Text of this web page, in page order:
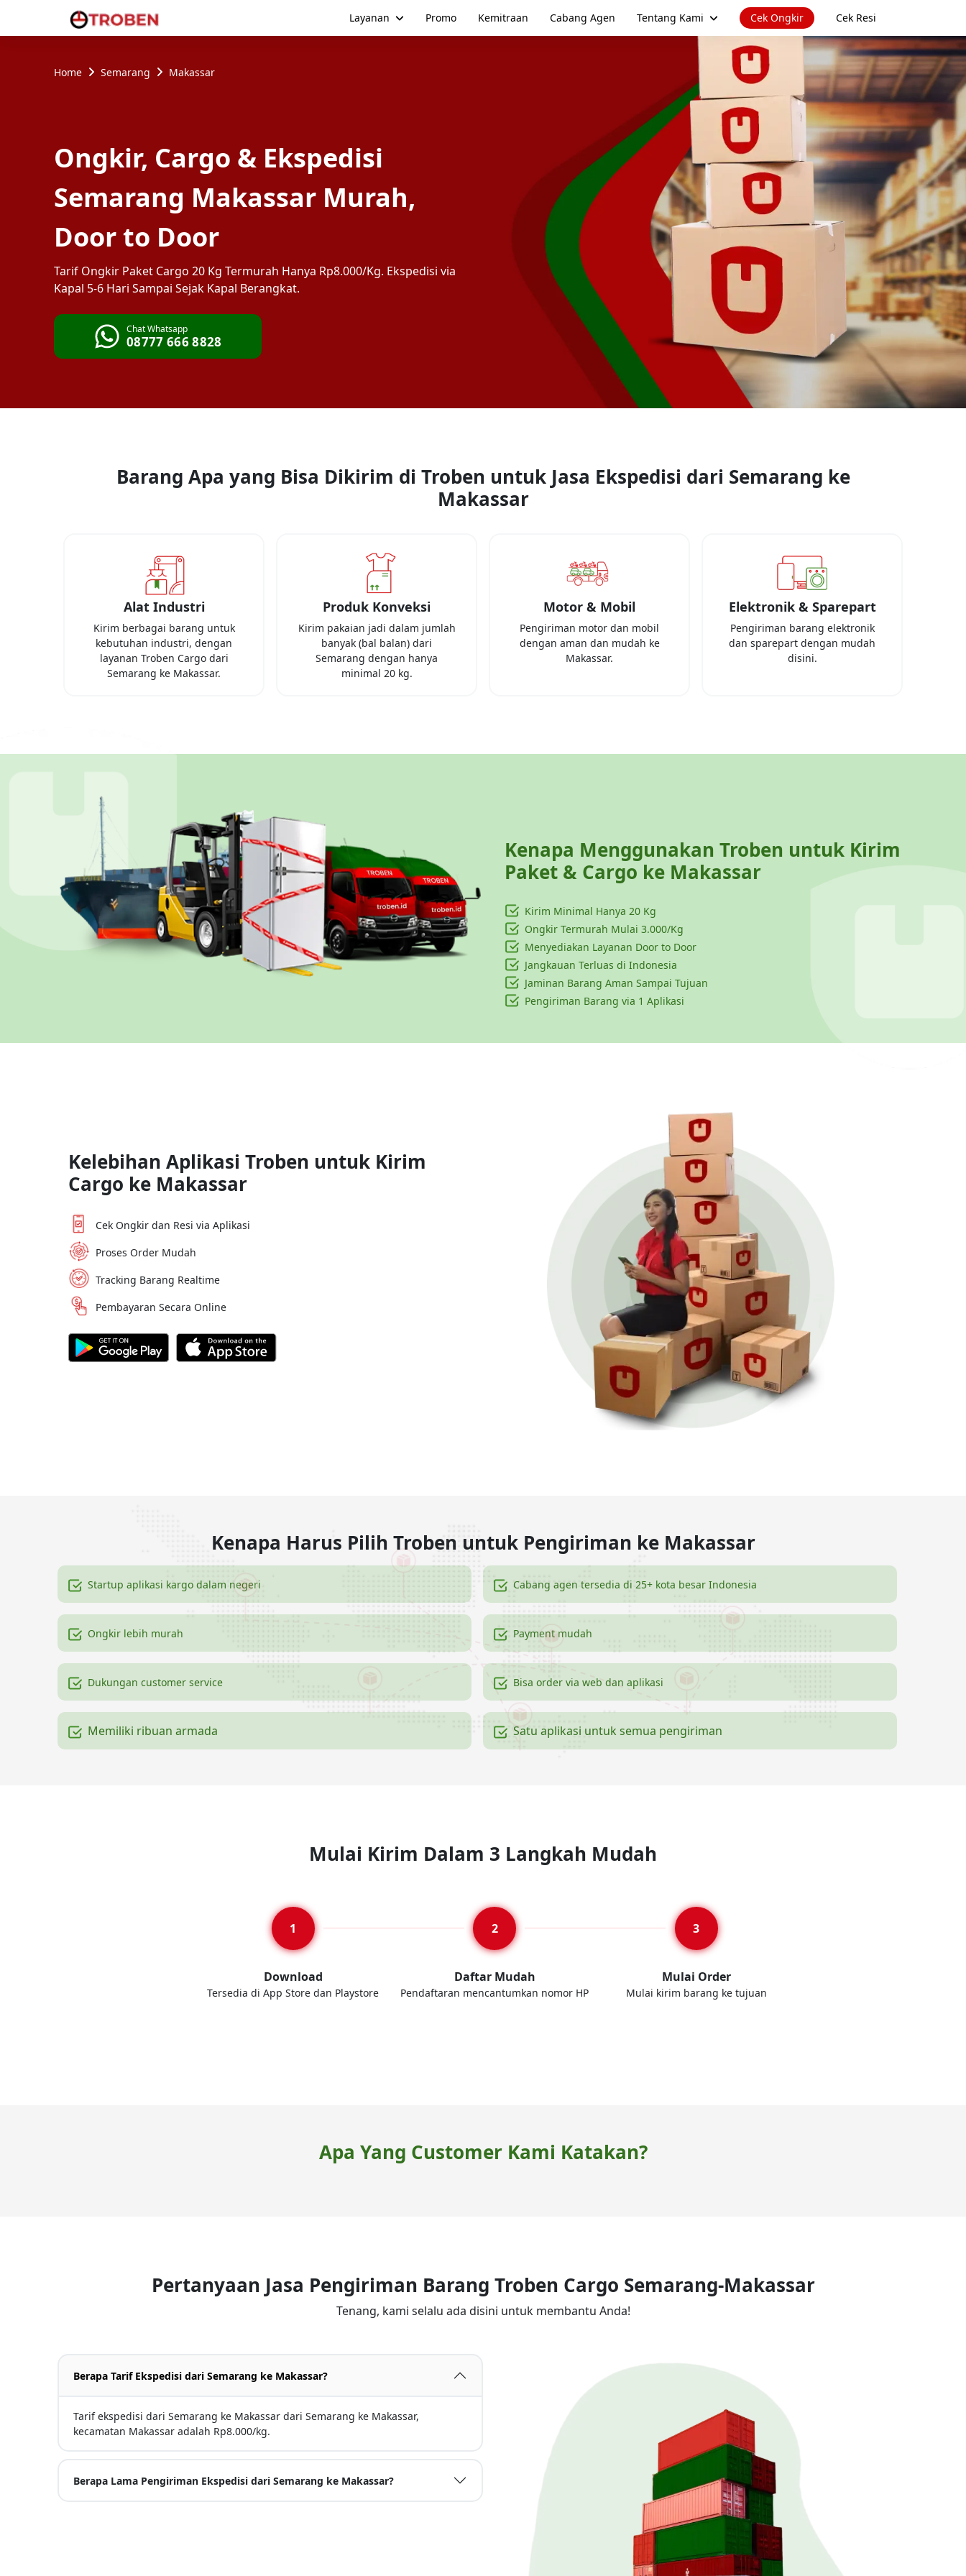
Layanan Promo Kemitraan Cabang Agen Tentang Kami Cek Ongkir Cek Resi
Home Semarang Makassar
Ongkir, Cargo & Ekspedisi
Semarang Makassar Murah,
Door to Door
Tarif Ongkir Paket Cargo 20 Kg Termurah Hanya Rp8.000/Kg. Ekspedisi via
Kapal 5-6 Hari Sampai Sejak Kapal Berangkat.
Chat Whatsapp
08777 666 8828
Barang Apa yang Bisa Dikirim di Troben untuk Jasa Ekspedisi dari Semarang ke
Makassar
Alat Industri
Kirim berbagai barang untuk
kebutuhan industri, dengan
layanan Troben Cargo dari
Semarang ke Makassar.
Produk Konveksi
Kirim pakaian jadi dalam jumlah
banyak (bal balan) dari
Semarang dengan hanya
minimal 20 kg.
Motor & Mobil
Pengiriman motor dan mobil
dengan aman dan mudah ke
Makassar.
Elektronik & Sparepart
Pengiriman barang elektronik
dan sparepart dengan mudah
disini.
Kenapa Menggunakan Troben untuk Kirim
Paket & Cargo ke Makassar
Kirim Minimal Hanya 20 Kg
Ongkir Termurah Mulai 3.000/Kg
Menyediakan Layanan Door to Door
Jangkauan Terluas di Indonesia
Jaminan Barang Aman Sampai Tujuan
Pengiriman Barang via 1 Aplikasi
Kelebihan Aplikasi Troben untuk Kirim
Cargo ke Makassar
Cek Ongkir dan Resi via Aplikasi
Proses Order Mudah
Tracking Barang Realtime
Pembayaran Secara Online
Kenapa Harus Pilih Troben untuk Pengiriman ke Makassar
Startup aplikasi kargo dalam negeri Cabang agen tersedia di 25+ kota besar Indonesia
Ongkir lebih murah Payment mudah
Dukungan customer service Bisa order via web dan aplikasi
Memiliki ribuan armada Satu aplikasi untuk semua pengiriman
Mulai Kirim Dalam 3 Langkah Mudah
Download
Tersedia di App Store dan Playstore
Daftar Mudah
Pendaftaran mencantumkan nomor HP
Mulai Order
Mulai kirim barang ke tujuan
Apa Yang Customer Kami Katakan?
Pertanyaan Jasa Pengiriman Barang Troben Cargo Semarang-Makassar
Tenang, kami selalu ada disini untuk membantu Anda!
Berapa Tarif Ekspedisi dari Semarang ke Makassar?
Tarif ekspedisi dari Semarang ke Makassar dari Semarang ke Makassar,
kecamatan Makassar adalah Rp8.000/kg.
Berapa Lama Pengiriman Ekspedisi dari Semarang ke Makassar?